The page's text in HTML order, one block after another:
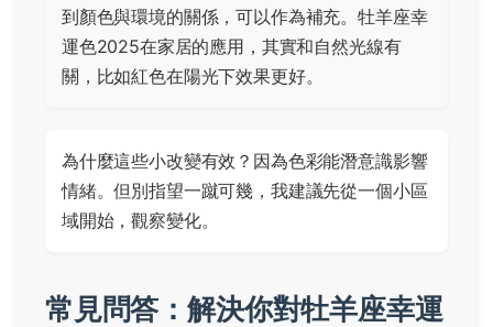
到顏色與環境的關係，可以作為補充。牡羊座幸
運色2025在家居的應用，其實和自然光線有
關，比如紅色在陽光下效果更好。
為什麼這些小改變有效？因為色彩能潛意識影響
情緒。但別指望一蹴可幾，我建議先從一個小區
域開始，觀察變化。
常見問答：解決你對牡羊座幸運